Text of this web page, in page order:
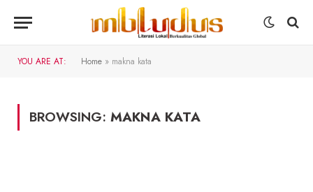
YOU ARE AT: Home » makna kata
BROWSING: MAKNA KATA